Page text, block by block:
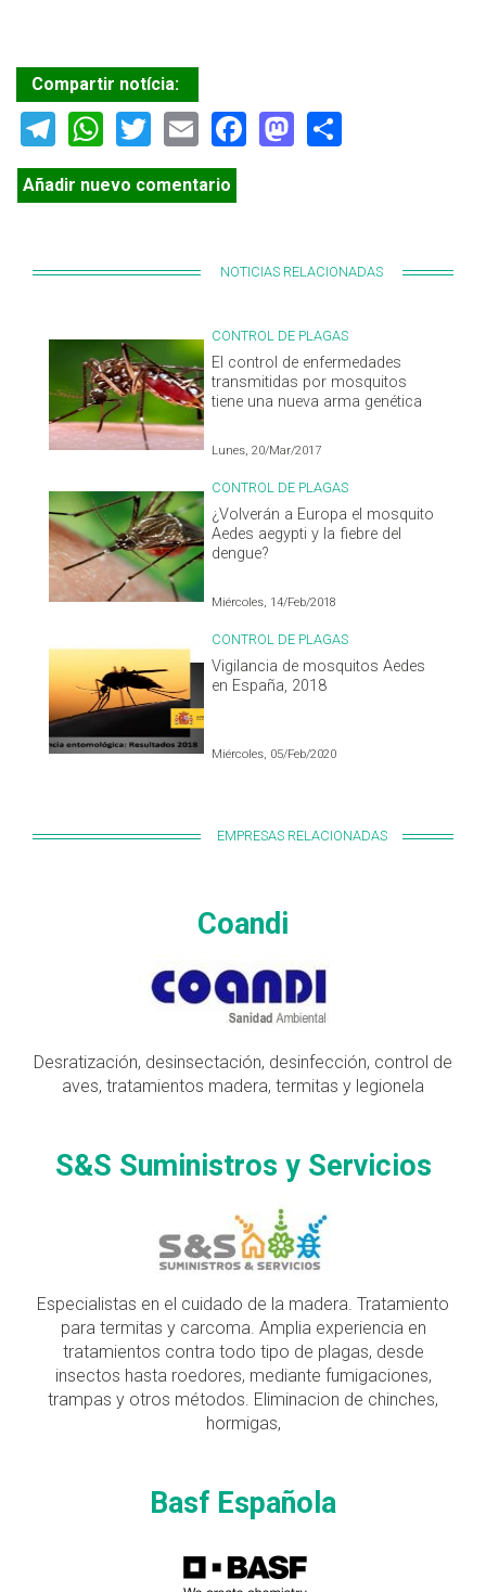
Compartir notícia:
Telegram
WhatsApp
TwitterEmailFacebook
Mastodon
Añadir nuevo comentario
NOTICIAS RELACIONADAS
CONTROL DE PLAGAS
El control de enfermedades
transmitidas por mosquitos
tiene una nueva arma genética
Lunes, 20/Mar/2017
CONTROL DE PLAGAS
¿Volverán a Europa el mosquito
Aedes aegypti y la fiebre del
dengue?
Miércoles, 14/Feb/2018
CONTROL DE PLAGAS
Vigilancia de mosquitos Aedes
en España, 2018
Miércoles, 05/Feb/2020
EMPRESAS RELACIONADAS
Coandi
Desratización, desinsectación, desinfección, control de
aves, tratamientos madera, termitas y legionela
S&S Suministros y Servicios
Especialistas en el cuidado de la madera. Tratamiento
para termitas y carcoma. Amplia experiencia en
tratamientos contra todo tipo de plagas, desde
insectos hasta roedores, mediante fumigaciones,
trampas y otros métodos. Eliminacion de chinches,
hormigas,
Basf Española